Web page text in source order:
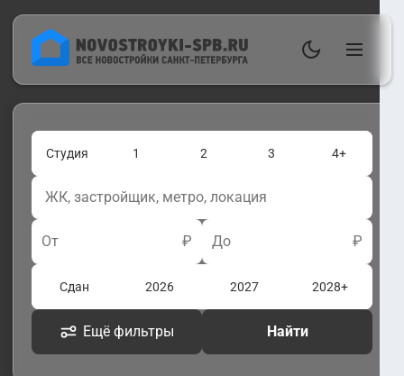
Студия 1 2 3 4+
От ₽ До ₽
Сдан 2026 2027 2028+
Ещё фильтры Найти